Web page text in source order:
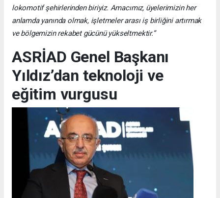
lokomotif şehirlerinden biriyiz. Amacımız, üyelerimizin her
anlamda yanında olmak, işletmeler arası iş birliğini artırmak
ve bölgemizin rekabet gücünü yükseltmektir.”
ASRİAD Genel Başkanı
Yıldız’dan teknoloji ve
eğitim vurgusu